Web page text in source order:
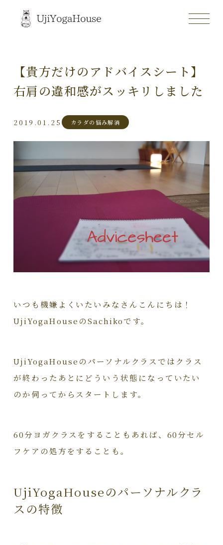
【貴方だけのアドバイスシート】
右肩の違和感がスッキリしました
2019.01.25 カラダの悩み解消
いつも機嫌よくいたいみなさんこんにちは！
UjiYogaHouseのSachikoです。
UjiYogaHouseのパーソナルクラスではクラス
が終わったあとにどういう状態になっていたい
のか伺ってからスタートします。
60分ヨガクラスをすることもあれば、60分セル
フケアの処方をすることも。
UjiYogaHouseのパーソナルクラ
スの特徴